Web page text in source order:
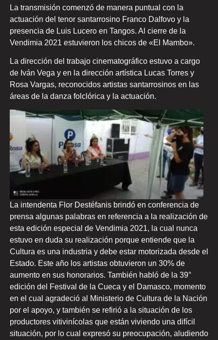
La transmisión comenzó de manera puntual con la
actuación del tenor santarrosino Franco Dalfovo y la
presencia de Luis Lucero en Tangos. Al cierre de la
Vendimia 2021 estuvieron los chicos de «El Mambo».
La dirección del trabajo cinematográfico estuvo a cargo
de Iván Vega y en la dirección artística Lucas Torres y
Rosa Vargas, reconocidos artistas santarrosinos en las
áreas de la danza folclórica y la actuación.
La intendenta Flor Destéfanis brindó en conferencia de
prensa algunas palabras en referencia a la realización de
esta edición especial de Vendimia 2021, la cual nunca
estuvo en duda su realización porque entiende que la
Cultura es una industria y debe estar motorizada desde el
Estado. Este año los artistas obtuvieron un 30% de
aumento en sus honorarios. También habló de la 39°
edición del Festival de la Cueca y el Damasco, momento
en el cual agradeció al Ministerio de Cultura de la Nación
por el apoyo, y también se refirió a la situación de los
productores vitivinícolas que están viviendo una difícil
situación, por lo cual expresó su preocupación, aludiendo